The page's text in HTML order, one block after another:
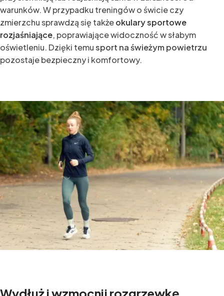
warunków. W przypadku treningów o świcie czy
zmierzchu sprawdzą się takżeokulary sportowe
rozjaśniające, poprawiające widoczność w słabym
oświetleniu. Dzięki temusport na świeżym powietrzu
pozostaje bezpieczny i komfortowy.
Wydłuż i wzmocnij rozgrzewkę